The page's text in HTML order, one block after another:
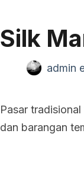
Silk
admin
Pasar
dan barangan